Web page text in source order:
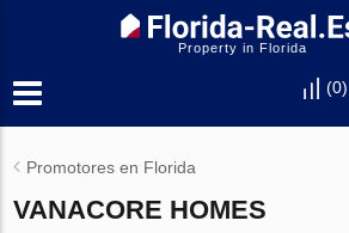
Property in Florida
(0)
Promotores en Florida
VANACORE HOMES